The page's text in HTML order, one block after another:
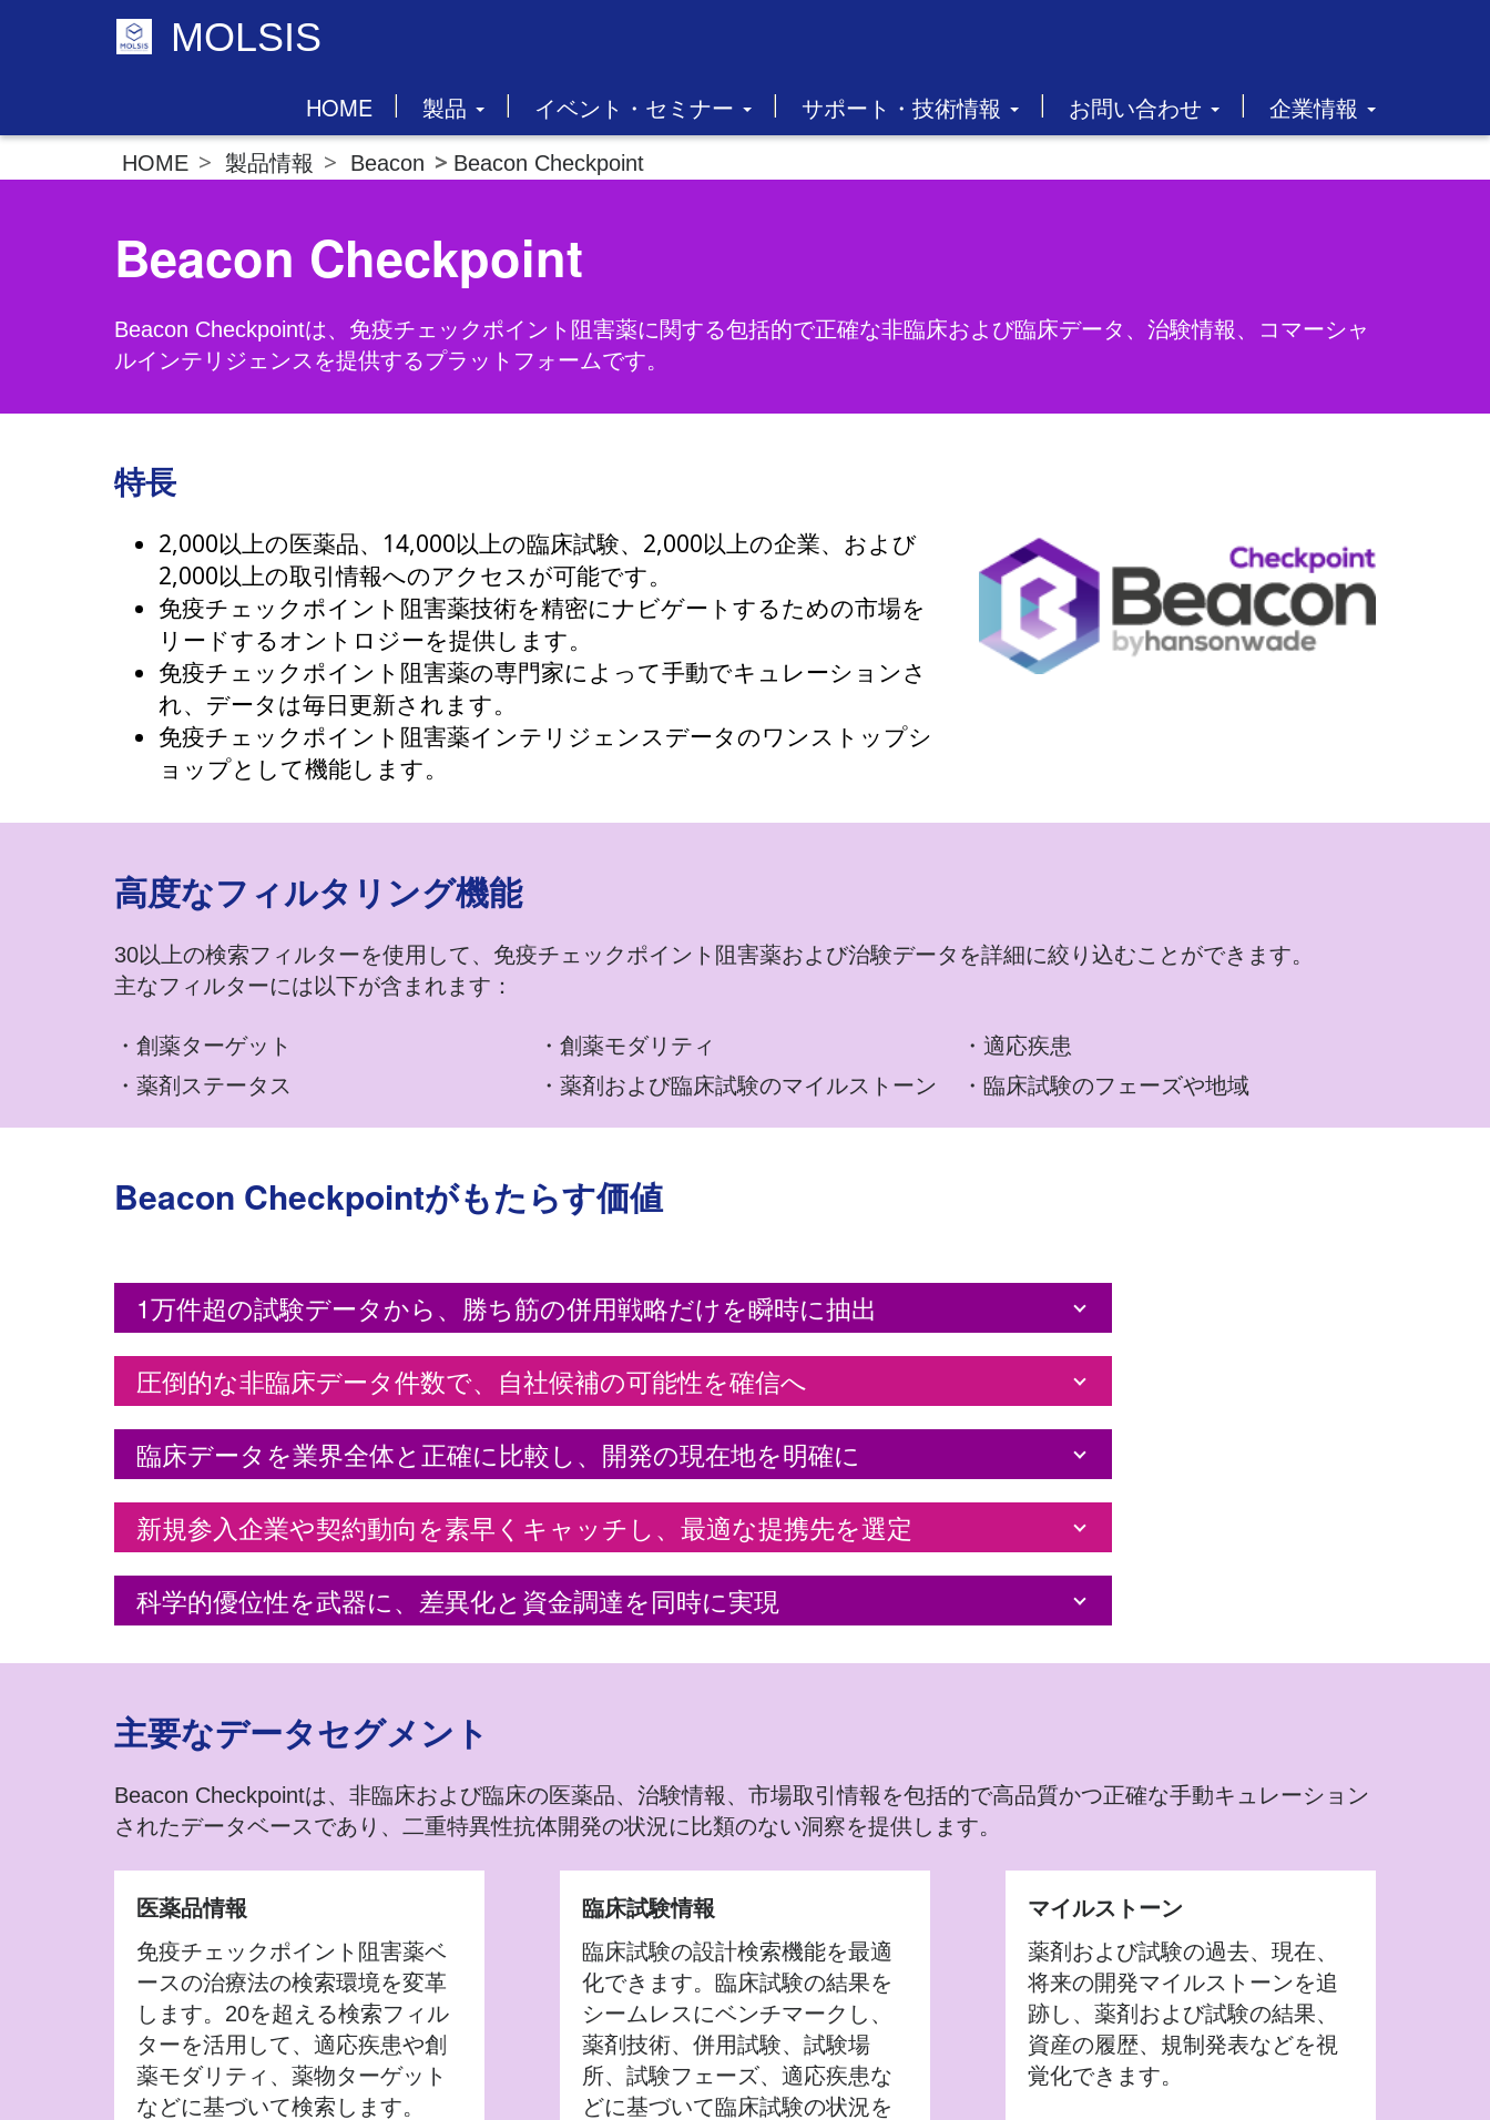
MOLSIS
HOME 製品 イベント・セミナー サポート・技術情報 お問い合わせ 企業情報
HOME 製品情報 Beacon Beacon Checkpoint
Beacon Checkpoint
Beacon Checkpointは、免疫チェックポイント阻害薬に関する包括的で正確な非臨床および臨床データ、治験情報、コマーシャ
ルインテリジェンスを提供するプラットフォームです。
特長
2,000以上の医薬品、14,000以上の臨床試験、2,000以上の企業、および
2,000以上の取引情報へのアクセスが可能です。
免疫チェックポイント阻害薬技術を精密にナビゲートするための市場を
リードするオントロジーを提供します。
免疫チェックポイント阻害薬の専門家によって手動でキュレーションさ
れ、データは毎日更新されます。
免疫チェックポイント阻害薬インテリジェンスデータのワンストップシ
ョップとして機能します。
​高度なフィルタリング機能
30以上の検索フィルターを使用して、免疫チェックポイント阻害薬および治験データを詳細に絞り込むことができます。
主なフィルターには以下が含まれます：
・創薬ターゲット ・創薬モダリティ
​・適応疾患
・薬剤ステータス
・薬剤および臨床試験のマイルストーン ・臨床試験のフェーズや地域
Beacon Checkpointがもたらす価値
1万件超の試験データから、勝ち筋の併用戦略だけを瞬時に抽出
圧倒的な非臨床データ件数で、自社候補の可能性を確信へ
臨床データを業界全体と正確に比較し、開発の現在地を明確に
新規参入企業や契約動向を素早くキャッチし、最適な提携先を選定
科学的優位性を武器に、差異化と資金調達を同時に実現
主要なデータセグメント
Beacon Checkpointは、非臨床および臨床の医薬品、治験情報、市場取引情報を包括的で高品質かつ正確な手動キュレーション
されたデータベースであり、二重特異性抗体開発の状況に比類のない洞察を提供します。
医薬品情報
免疫チェックポイント阻害薬ベ
ースの治療法の検索環境を変革
します。20を超える検索フィル
ターを活用して、適応疾患や創
薬モダリティ、薬物ターゲット
などに基づいて検索します。
臨床試験情報
臨床試験の設計検索機能を最適
化できます。臨床試験の結果を
シームレスにベンチマークし、
薬剤技術、併用試験、試験場
所、試験フェーズ、適応疾患な
どに基づいて臨床試験の状況を
マイルストーン
薬剤および試験の過去、現在、
将来の開発マイルストーンを追
跡し、薬剤および試験の結果、
資産の履歴、規制発表などを視
覚化できます。